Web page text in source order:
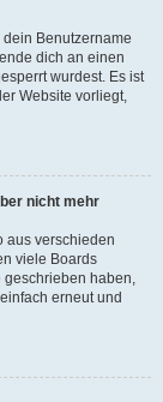
Benutzername
dich an einen
wurdest. Es ist
Website vorliegt,
nicht mehr
aus verschieden
viele Boards
geschrieben haben,
erneut und